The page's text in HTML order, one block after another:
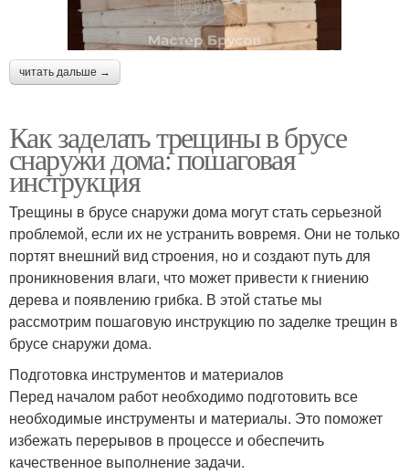
читать дальше →
Как заделать трещины в брусе
снаружи дома: пошаговая
инструкция
Трещины в брусе снаружи дома могут стать серьезной
проблемой, если их не устранить вовремя. Они не только
портят внешний вид строения, но и создают путь для
проникновения влаги, что может привести к гниению
дерева и появлению грибка. В этой статье мы
рассмотрим пошаговую инструкцию по заделке трещин в
брусе снаружи дома.
Подготовка инструментов и материалов
Перед началом работ необходимо подготовить все
необходимые инструменты и материалы. Это поможет
избежать перерывов в процессе и обеспечить
качественное выполнение задачи.